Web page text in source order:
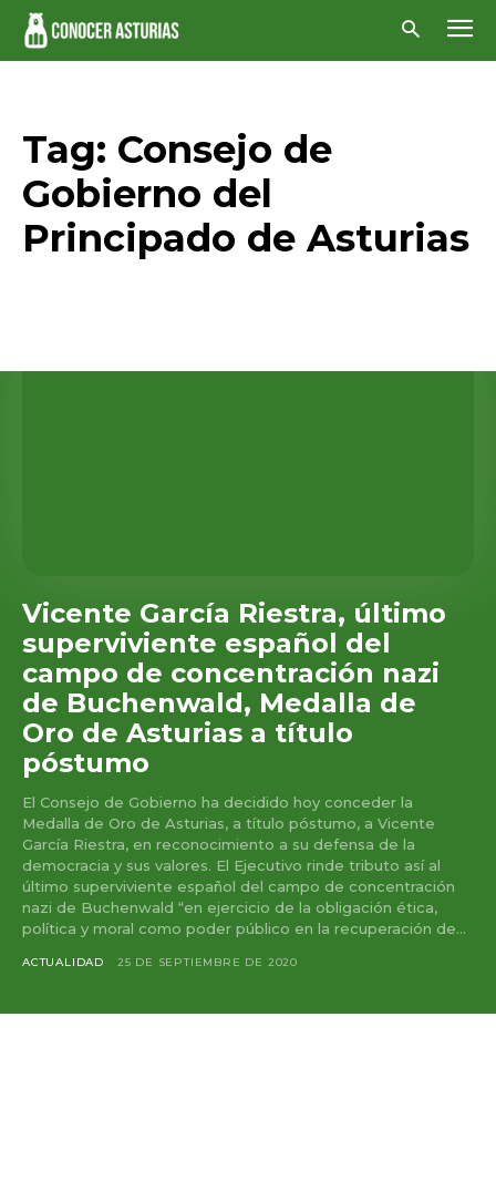
Tag: Consejo de
Gobierno del
Principado de Asturias
Vicente García Riestra, último
superviviente español del
campo de concentración nazi
de Buchenwald, Medalla de
Oro de Asturias a título
póstumo
El Consejo de Gobierno ha decidido hoy conceder la
Medalla de Oro de Asturias, a título póstumo, a Vicente
García Riestra, en reconocimiento a su defensa de la
democracia y sus valores. El Ejecutivo rinde tributo así al
último superviviente español del campo de concentración
nazi de Buchenwald “en ejercicio de la obligación ética,
política y moral como poder público en la recuperación de...
ACTUALIDAD 25 DE SEPTIEMBRE DE 2020